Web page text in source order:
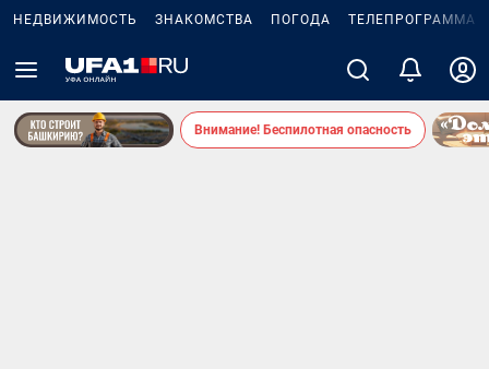
НЕДВИЖИМОСТЬ ЗНАКОМСТВА ПОГОДА ТЕЛЕПРОГРАММА
Внимание! Беспилотная опасность